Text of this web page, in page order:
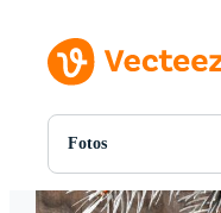
Fotos
Todas Imágenes
Fotos